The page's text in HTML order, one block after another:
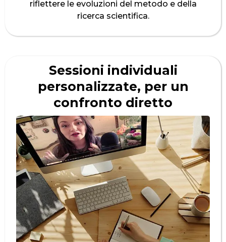
riflettere le evoluzioni del metodo e della
ricerca scientifica.
Sessioni individuali
personalizzate, per un
confronto diretto